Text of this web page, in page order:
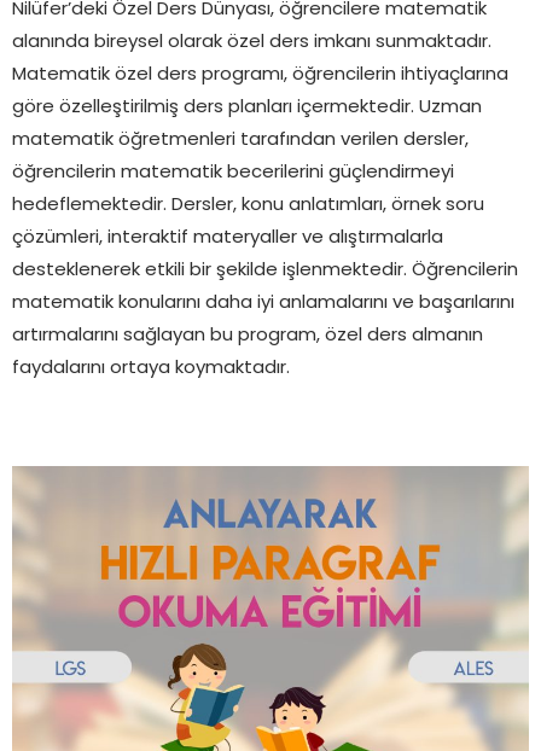
Nilüfer’deki Özel Ders Dünyası, öğrencilere matematik
alanında bireysel olarak özel ders imkanı sunmaktadır.
Matematik özel ders programı, öğrencilerin ihtiyaçlarına
göre özelleştirilmiş ders planları içermektedir. Uzman
matematik öğretmenleri tarafından verilen dersler,
öğrencilerin matematik becerilerini güçlendirmeyi
hedeflemektedir. Dersler, konu anlatımları, örnek soru
çözümleri, interaktif materyaller ve alıştırmalarla
desteklenerek etkili bir şekilde işlenmektedir. Öğrencilerin
matematik konularını daha iyi anlamalarını ve başarılarını
artırmalarını sağlayan bu program, özel ders almanın
faydalarını ortaya koymaktadır.